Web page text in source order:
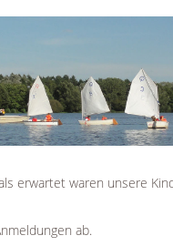
erwartet waren unsere
ab.